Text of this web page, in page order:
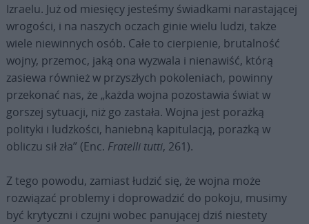
Izraelu. Już od miesięcy jesteśmy świadkami narastającej
wrogości, i na naszych oczach ginie wielu ludzi, także
wiele niewinnych osób. Całe to cierpienie, brutalność
wojny, przemoc, jaką ona wyzwala i nienawiść, którą
zasiewa również w przyszłych pokoleniach, powinny
przekonać nas, że „każda wojna pozostawia świat w
gorszej sytuacji, niż go zastała. Wojna jest porażką
polityki i ludzkości, haniebną kapitulacją, porażką w
obliczu sił zła” (Enc. Fratelli tutti, 261).
Z tego powodu, zamiast łudzić się, że wojna może
rozwiązać problemy i doprowadzić do pokoju, musimy
być krytyczni i czujni wobec panującej dziś niestety